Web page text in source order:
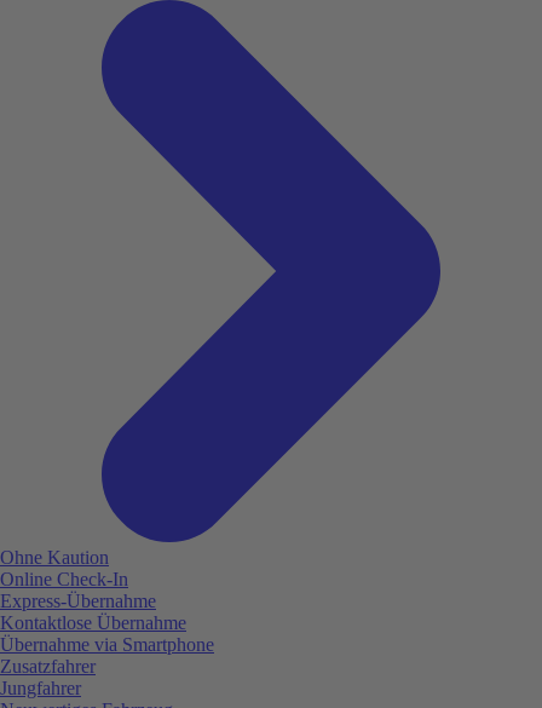
Ohne Kaution
Online Check-In
Express-Übernahme
Kontaktlose Übernahme
Übernahme via Smartphone
Zusatzfahrer
Jungfahrer